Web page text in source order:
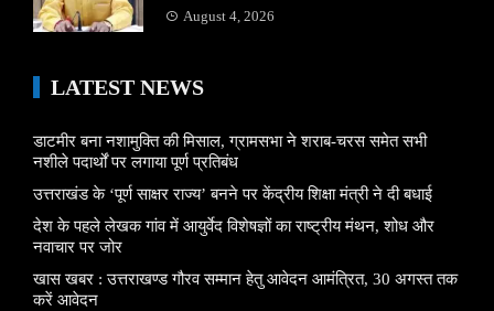
August 4, 2026
LATEST NEWS
डाटमीर बना नशामुक्ति की मिसाल, ग्रामसभा ने शराब-चरस समेत सभी
नशीले पदार्थों पर लगाया पूर्ण प्रतिबंध
उत्तराखंड के ‘पूर्ण साक्षर राज्य’ बनने पर केंद्रीय शिक्षा मंत्री ने दी बधाई
देश के पहले लेखक गांव में आयुर्वेद विशेषज्ञों का राष्ट्रीय मंथन, शोध और
नवाचार पर जोर
खास खबर : उत्तराखण्ड गौरव सम्मान हेतु आवेदन आमंत्रित, 30 अगस्त तक
करें आवेदन